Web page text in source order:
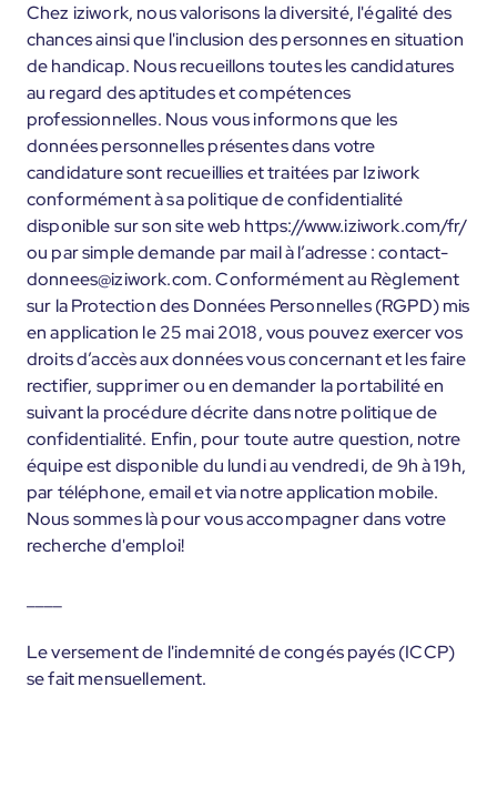
Chez iziwork, nous valorisons la diversité, l'égalité des
chances ainsi que l'inclusion des personnes en situation
de handicap. Nous recueillons toutes les candidatures
au regard des aptitudes et compétences
professionnelles. Nous vous informons que les
données personnelles présentes dans votre
candidature sont recueillies et traitées par Iziwork
conformément à sa politique de confidentialité
disponible sur son site web https://www.iziwork.com/fr/
ou par simple demande par mail à l’adresse : contact-
donnees@iziwork.com. Conformément au Règlement
sur la Protection des Données Personnelles (RGPD) mis
en application le 25 mai 2018, vous pouvez exercer vos
droits d’accès aux données vous concernant et les faire
rectifier, supprimer ou en demander la portabilité en
suivant la procédure décrite dans notre politique de
confidentialité. Enfin, pour toute autre question, notre
équipe est disponible du lundi au vendredi, de 9h à 19h,
par téléphone, email et via notre application mobile.
Nous sommes là pour vous accompagner dans votre
recherche d'emploi!
Le versement de l'indemnité de congés payés (ICCP)
se fait mensuellement.